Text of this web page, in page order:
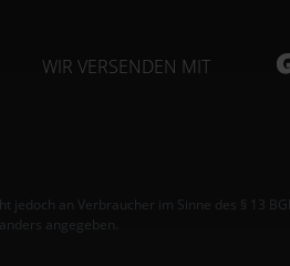
WIR VERSENDEN MIT
an Verbraucher im Sinne des § 13
angegeben.